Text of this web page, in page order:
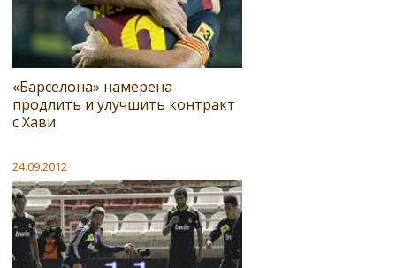
«Барселона» намерена
продлить и улучшить контракт
с Хави
24.09.2012